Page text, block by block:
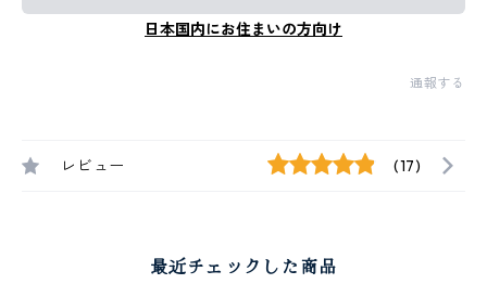
日本国内にお住まいの方向け
通報する
レビュー (17)
最近チェックした商品